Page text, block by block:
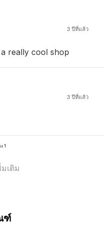
3 ปีที่แล้ว
really cool shop
3 ปีที่แล้ว
1
เติม
ฑ์